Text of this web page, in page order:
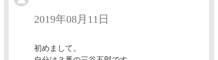
2019年08月11日
初めまして。